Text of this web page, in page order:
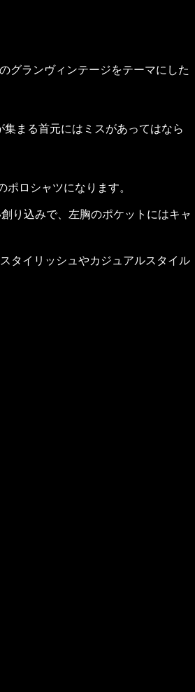
グランヴィンテージをテーマにした
まる首元にはミスがあってはなら
ロシャツになります。
り込みで、左胸のポケットにはキャ
タイリッシュやカジュアルスタイル